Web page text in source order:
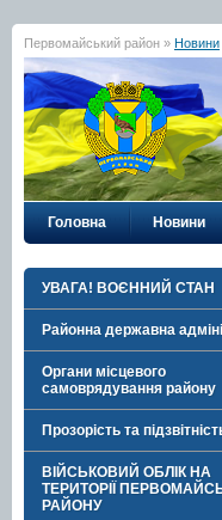
Первомайський район » Новини
Головна Новини
УВАГА! ВОЄННИЙ СТАН
Районна державна
Органи місцевого
самоврядування району
Прозорість та
ВІЙСЬКОВИЙ ОБЛІК НА
ТЕРИТОРІЇ
РАЙОНУ